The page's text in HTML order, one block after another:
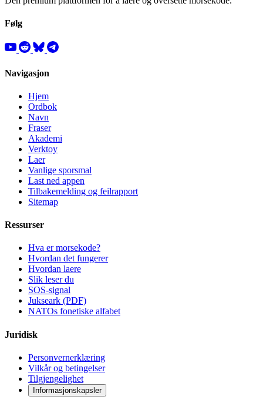
Følg
Navigasjon
Hjem
Ordbok
Navn
Fraser
Akademi
Verktoy
Laer
Vanlige sporsmal
Last ned appen
Tilbakemelding og feilrapport
Sitemap
Ressurser
Hva er morsekode?
Hvordan det fungerer
Hvordan laere
Slik leser du
SOS-signal
Jukseark (PDF)
NATOs fonetiske alfabet
Juridisk
Personvernerklæring
Vilkår og betingelser
Tilgjengelighet
Informasjonskapsler